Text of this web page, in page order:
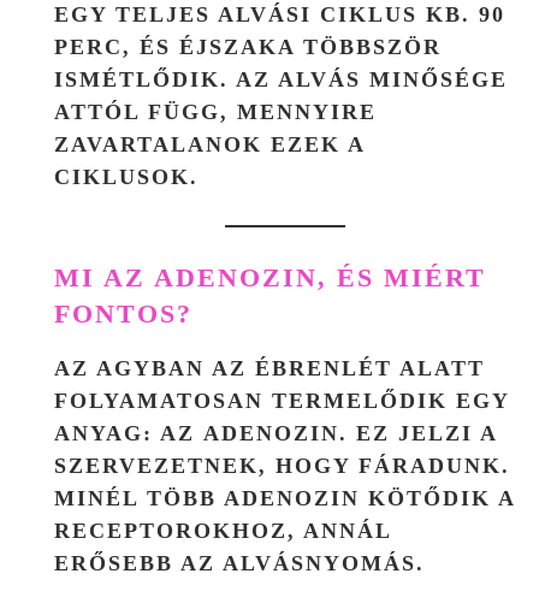
EGY TELJES ALVÁSI CIKLUS KB. 90
PERC, ÉS ÉJSZAKA TÖBBSZÖR
ISMÉTLŐDIK. AZ ALVÁS MINŐSÉGE
ATTÓL FÜGG, MENNYIRE
ZAVARTALANOK EZEK A
CIKLUSOK.
MI AZ ADENOZIN, ÉS MIÉRT
FONTOS?
AZ AGYBAN AZ ÉBRENLÉT ALATT
FOLYAMATOSAN TERMELŐDIK EGY
ANYAG: AZ ADENOZIN. EZ JELZI A
SZERVEZETNEK, HOGY FÁRADUNK.
MINÉL TÖBB ADENOZIN KÖTŐDIK A
RECEPTOROKHOZ, ANNÁL
ERŐSEBB AZ ALVÁSNYOMÁS.